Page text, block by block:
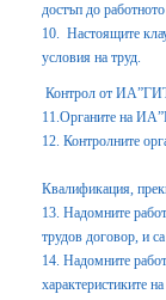
достъп до
10. Настоящите
условия на труд.
Контрол от
11.Органите на
12. Контролните
Квалификация,
13. Надомните
трудов договор, и
14. Надомните
характеристиките